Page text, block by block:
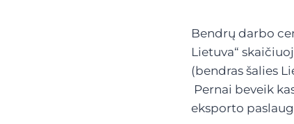
Bendrų darbo
Lietuva“
(bendras šalies
Pernai beveik
eksporto